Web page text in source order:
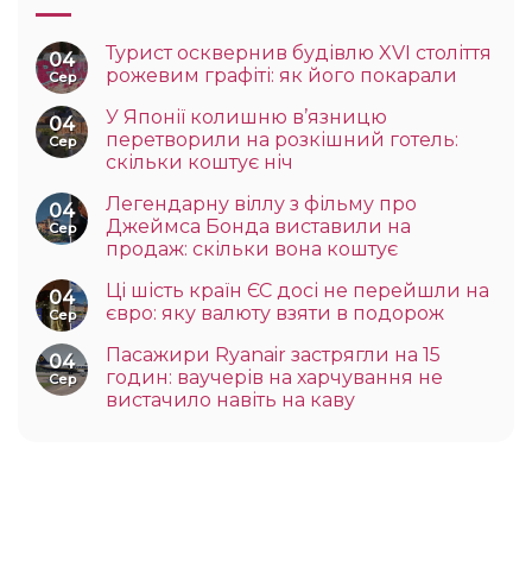
04
Сер
Турист осквернив будівлю XVI століття
рожевим графіті: як його покарали
04
Сер
У Японії колишню в’язницю
перетворили на розкішний готель:
скільки коштує ніч
04
Сер
Легендарну віллу з фільму про
Джеймса Бонда виставили на
продаж: скільки вона коштує
04
Сер
Ці шість країн ЄС досі не перейшли на
євро: яку валюту взяти в подорож
04
Сер
Пасажири Ryanair застрягли на 15
годин: ваучерів на харчування не
вистачило навіть на каву